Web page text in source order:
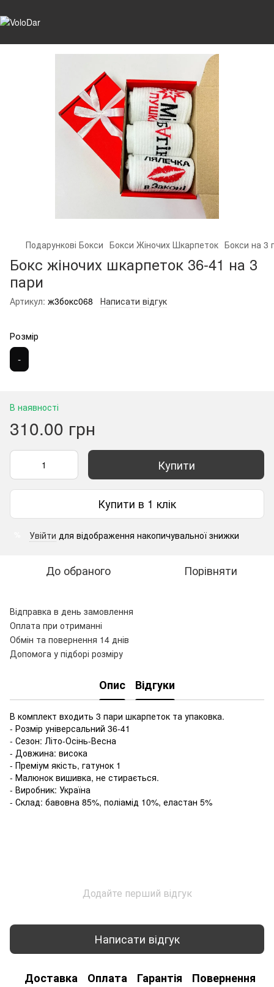
Подарункові Бокси Бокси Жіночих Шкарпеток Бокси на 3
Бокс жіночих шкарпеток 36-41 на 3
пари
Артикул: ж3бокс068 Написати відгук
Розмір
-
В наявності
310.00 грн
Купити
Купити в 1 клік
Увійти для відображення накопичувальної знижки
До обраного Порівняти
Відправка в день замовлення
Оплата при отриманні
Обмін та повернення 14 днів
Допомога у підборі розміру
Опис Відгуки
В комплект входить 3 пари шкарпеток та упаковка.
- Розмір універсальний 36-41
- Сезон: Літо-Осінь-Весна
- Довжина: висока
- Преміум якість, гатунок 1
- Малюнок вишивка, не стирається.
- Виробник: Україна
- Склад: бавовна 85%, поліамід 10%, еластан 5%
Додайте перший відгук
Написати відгук
Доставка Оплата Гарантія Повернення